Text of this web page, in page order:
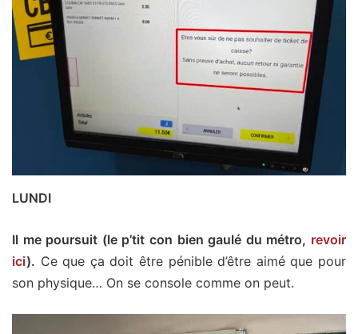
LUNDI
Il me poursuit (le p’tit con bien gaulé du métro, revoir
ici). Ce que ça doit être pénible d’être aimé que pour
son physique… On se console comme on peut.